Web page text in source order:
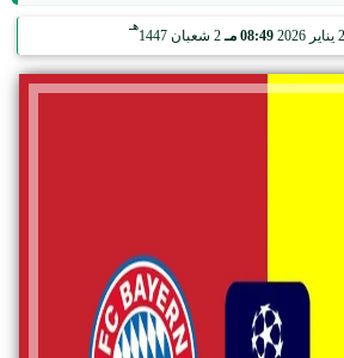
08:49 مـ 2 شعبان 1447
هـ